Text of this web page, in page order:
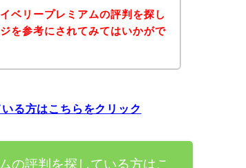
ベリープレミアムの評判を探し
を参考にされてみてはいかがで
る方はこちらをクリック
の評判を探している方はこ